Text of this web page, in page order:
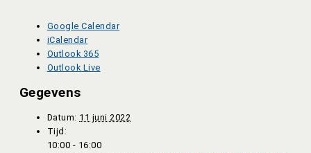
Google Calendar
iCalendar
Outlook 365
Outlook Live
Gegevens
Datum: 11 juni 2022
Tijd:
10:00 - 16:00